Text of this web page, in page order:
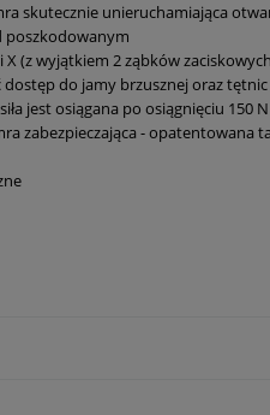
skutecznie unieruchamiająca
poszkodowanym
(z wyjątkiem 2 ząbków
do jamy brzusznej oraz
jest osiągana po osiągnięciu 150
zabezpieczająca -